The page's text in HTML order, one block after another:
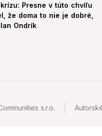
Presne v túto chvíľu
že doma to nie je dobré,
Ondrík
s.r.o.